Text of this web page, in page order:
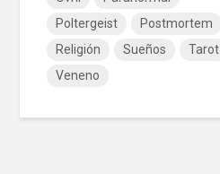
Poltergeist
Postmortem
Religión
Sueños
Tarot
Veneno